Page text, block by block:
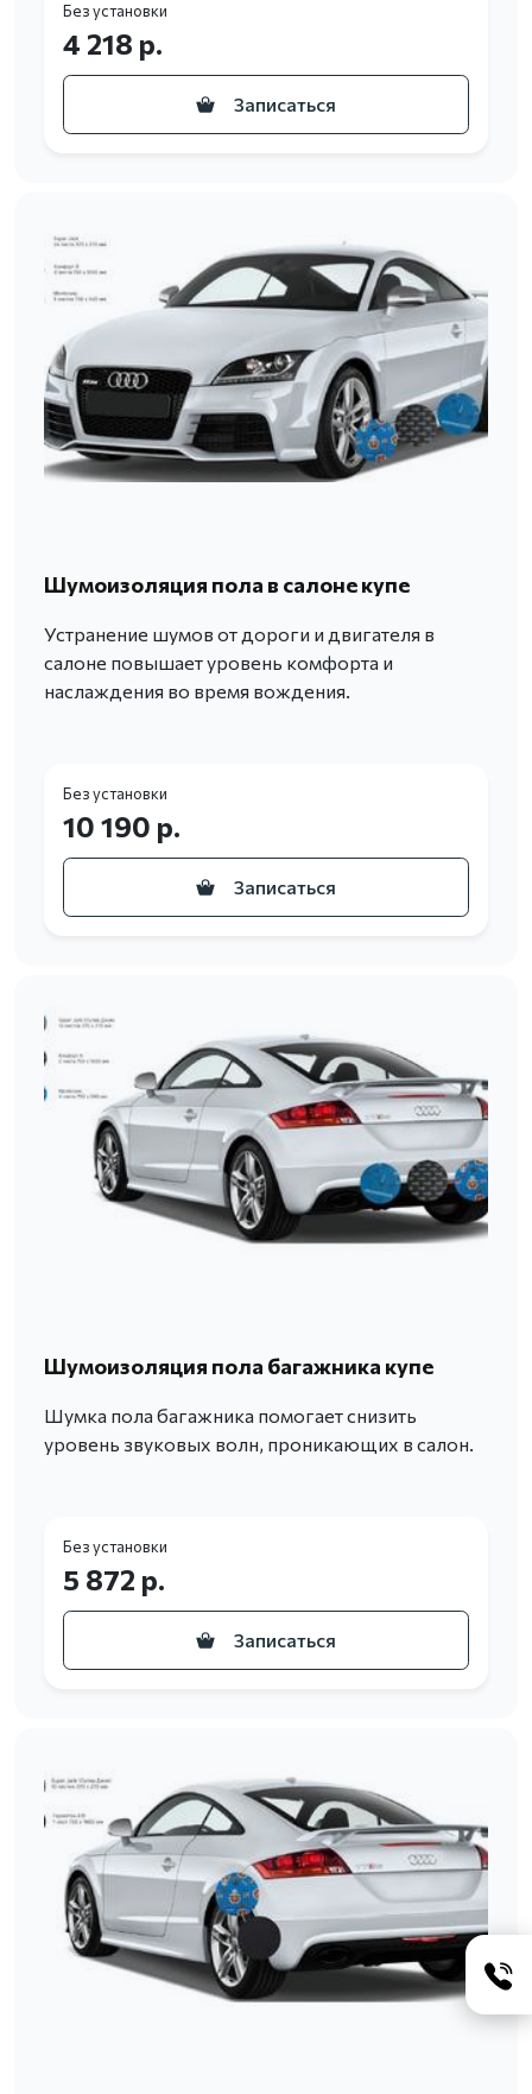
Без установки
4 218 р.
Записаться
Шумоизоляция пола в салоне купе
Устранение шумов от дороги и двигателя в
салоне повышает уровень комфорта и
наслаждения во время вождения.
Без установки
10 190 р.
Записаться
Шумоизоляция пола багажника купе
Шумка пола багажника помогает снизить
уровень звуковых волн, проникающих в салон.
Без установки
5 872 р.
Записаться